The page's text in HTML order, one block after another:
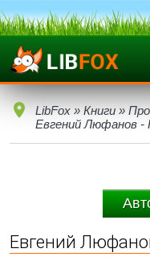
LibFox » Книги »
Евгений Люфанов -
Евгений